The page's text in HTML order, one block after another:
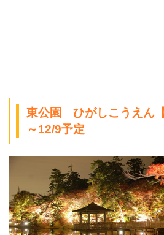
東公園 ひがしこうえん
～12/9予定